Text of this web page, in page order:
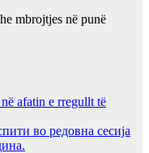
mbrojtjes në punë
afatin e rregullt të
во редовна сесија